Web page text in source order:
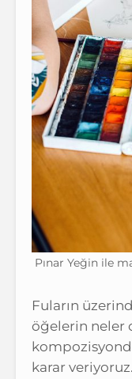
Pınar Yeğin ile
Fuların
öğelerin neler
karar